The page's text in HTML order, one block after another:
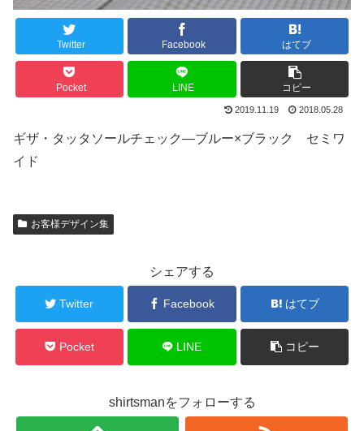
Twitter Facebook はてブ
Pocket LINE コピー
2019.11.19 2018.05.28
ギザ・タッタソールチェック―ブルー×ブラック セミワ
イド
お客様デザイン集
シェアする
Twitter Facebook はてブ
Pocket LINE コピー
shirtsmanをフォローする